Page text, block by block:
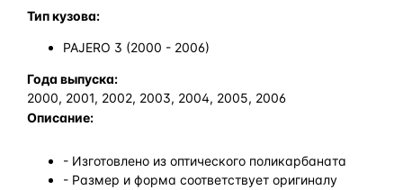
Тип кузова:
PAJERO 3 (2000 - 2006)
Года выпуска:
2000, 2001, 2002, 2003, 2004, 2005, 2006
Описание:
- Изготовлено из оптического поликарбаната
- Размер и форма соответствует оригиналу